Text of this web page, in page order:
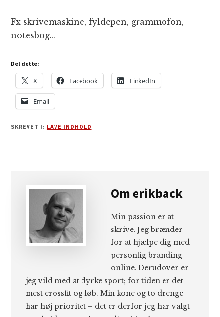
Fx skrivemaskine, fyldepen, grammofon,
notesbog…
Del dette:
X Facebook LinkedIn
Email
SKREVET I: LAVE INDHOLD
Omerikback
Min passion er at
skrive. Jeg brænder
for at hjælpe dig med
personlig branding
online. Derudover er
jeg vild med at dyrke sport; for tiden er det
mest crossfit og løb. Min kone og to drenge
har høj prioritet – det er derfor jeg har valgt